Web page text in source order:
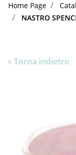
Home Page
NASTRO
Torna indietro